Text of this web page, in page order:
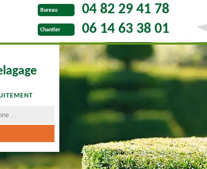
Bureau 04 82 29 41 78
Chantier 06 14 63 38 01